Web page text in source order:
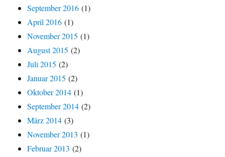
September 2016 (1)
April 2016 (1)
November 2015 (1)
August 2015 (2)
Juli 2015 (2)
Januar 2015 (2)
Oktober 2014 (1)
September 2014 (2)
März 2014 (3)
November 2013 (1)
Februar 2013 (2)